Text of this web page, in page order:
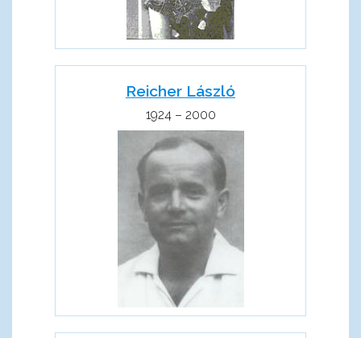
Reicher László
1924 – 2000